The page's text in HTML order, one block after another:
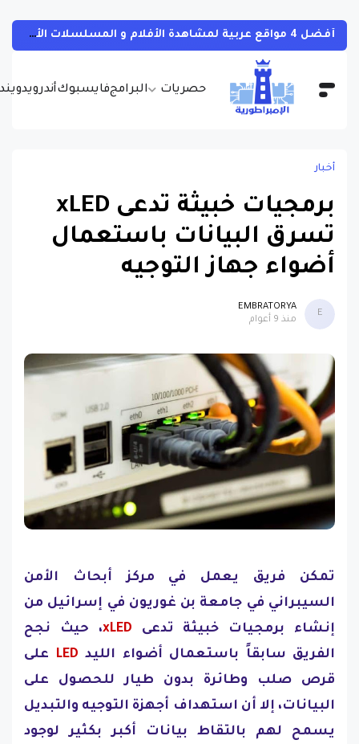
حصريات البرامجفايسبوكأندرويد
أفضل 4 مواقع عربية لمشاهدة الأفلام و المسلسلات الأجنبية بجودات مختلفة و بالمجان مع مترجمة
أخبار
برمجيات خبيثة تدعى xLED
تسرق البيانات باستعمال
أضواء جهاز التوجيه
E
EMBRATORYA
منذ 9 أعوام
تمكن فريق يعمل في مركز أبحاث الأمن
السيبراني في جامعة بن غوريون في إسرائيل من
إنشاء برمجيات خبيثة تدعى xLED، حيث نجح
الفريق سابقاً باستعمال أضواء الليد LED
على
قرص صلب وطائرة بدون طيار للحصول على
البيانات، إلا أن استهداف أجهزة التوجيه والتبديل
يسمح لهم بالتقاط بيانات أكبر بكثير لوجود